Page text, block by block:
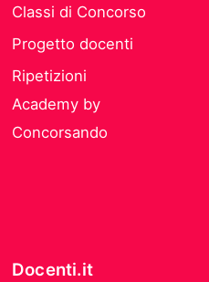
Classi di Concorso
Progetto docenti
Ripetizioni
Academy by
Concorsando
Docenti.it